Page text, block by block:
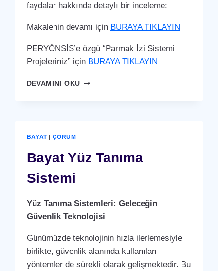
faydalar hakkında detaylı bir inceleme:
Makalenin devamı için BURAYA TIKLAYIN
PERYÖNSİS’e özgü “Parmak İzi Sistemi
Projeleriniz” için BURAYA TIKLAYIN
DEVAMINI OKUBAYAT
BAYAT| ÇORUM
Bayat Yüz Tanıma
Sistemi
Yüz Tanıma Sistemleri: Geleceğin
Güvenlik Teknolojisi
Günümüzde teknolojinin hızla ilerlemesiyle
birlikte, güvenlik alanında kullanılan
yöntemler de sürekli olarak gelişmektedir. Bu